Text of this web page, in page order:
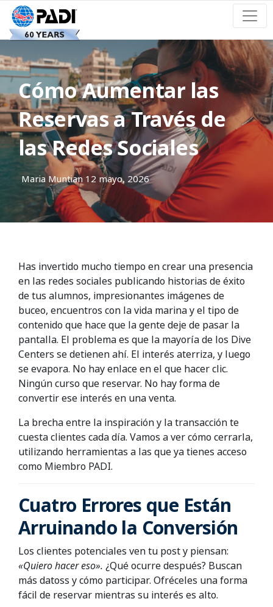
Cómo Aumentar las
Reservas a Través de
las Redes Sociales
Maria Muntian 12 mayo, 2026
Has invertido mucho tiempo en crear una presencia
en las redes sociales publicando historias de éxito
de tus alumnos, impresionantes imágenes de
buceo, encuentros con la vida marina y el tipo de
contenido que hace que la gente deje de pasar la
pantalla. El problema es que la mayoría de los Dive
Centers se detienen ahí. El interés aterriza, y luego
se evapora. No hay enlace en el que hacer clic.
Ningún curso que reservar. No hay forma de
convertir ese interés en una venta.
La brecha entre la inspiración y la transacción te
cuesta clientes cada día. Vamos a ver cómo cerrarla,
utilizando herramientas a las que ya tienes acceso
como Miembro PADI.
Cuatro Errores que Están
Arruinando la Conversión
Los clientes potenciales ven tu post y piensan:
«Quiero hacer eso». ¿Qué ocurre después? Buscan
más datoss y cómo participar. Ofréceles una forma
fácil de reservar mientras su interés es alto.